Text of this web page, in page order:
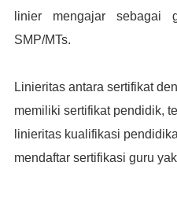
linier mengajar sebagai
SMP/MTs.
Linieritas antara sertifikat
memiliki sertifikat pendidik,
linieritas kualifikasi
mendaftar sertifikasi guru